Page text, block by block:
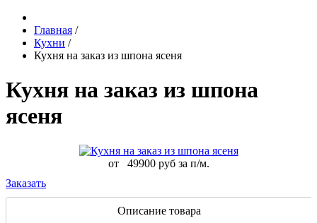
Главная /
Кухни /
Кухня на заказ из шпона ясеня
Кухня на заказ из шпона
ясеня
от
49900 руб за п/м.
Заказать
Описание товара